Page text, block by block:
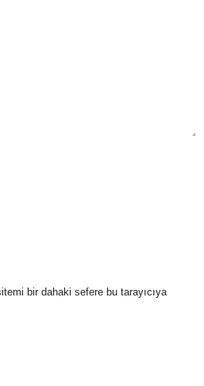
bir dahaki sefere bu tarayıcıya